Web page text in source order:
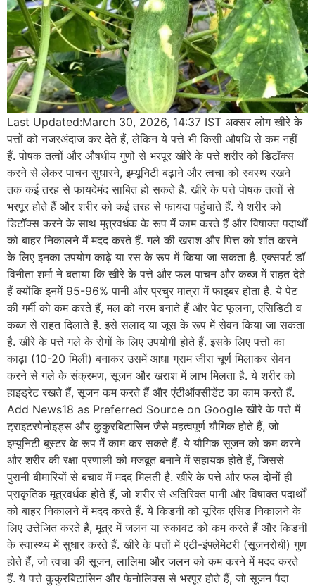
Last Updated:March 30, 2026, 14:37 IST अक्सर लोग खीरे के
पत्तों को नजरअंदाज कर देते हैं, लेकिन ये पत्ते भी किसी औषधि से कम नहीं
हैं. पोषक तत्वों और औषधीय गुणों से भरपूर खीरे के पत्ते शरीर को डिटॉक्स
करने से लेकर पाचन सुधारने, इम्यूनिटी बढ़ाने और त्वचा को स्वस्थ रखने
तक कई तरह से फायदेमंद साबित हो सकते हैं. खीरे के पत्ते पोषक तत्वों से
भरपूर होते हैं और शरीर को कई तरह से फायदा पहुंचाते हैं. ये शरीर को
डिटॉक्स करने के साथ मूत्रवर्धक के रूप में काम करते हैं और विषाक्त पदार्थों
को बाहर निकालने में मदद करते हैं. गले की खराश और पित्त को शांत करने
के लिए इनका उपयोग काढ़े या रस के रूप में किया जा सकता है. एक्सपर्ट डॉ
विनीता शर्मा ने बताया कि खीरे के पत्ते और फल पाचन और कब्ज में राहत देते
हैं क्योंकि इनमें 95-96% पानी और प्रचुर मात्रा में फाइबर होता है. ये पेट
की गर्मी को कम करते हैं, मल को नरम बनाते हैं और पेट फूलना, एसिडिटी व
कब्ज से राहत दिलाते हैं. इसे सलाद या जूस के रूप में सेवन किया जा सकता
है. खीरे के पत्ते गले के रोगों के लिए उपयोगी होते हैं. इसके लिए पत्तों का
काढ़ा (10-20 मिली) बनाकर उसमें आधा ग्राम जीरा चूर्ण मिलाकर सेवन
करने से गले के संक्रमण, सूजन और खराश में लाभ मिलता है. ये शरीर को
हाइड्रेट रखते हैं, सूजन कम करते हैं और एंटीऑक्सीडेंट का काम करते हैं.
Add News18 as Preferred Source on Google खीरे के पत्ते में
ट्राइटरपेनोइड्स और कुकुरबिटासिन जैसे महत्वपूर्ण यौगिक होते हैं, जो
इम्यूनिटी बूस्टर के रूप में काम कर सकते हैं. ये यौगिक सूजन को कम करने
और शरीर की रक्षा प्रणाली को मजबूत बनाने में सहायक होते हैं, जिससे
पुरानी बीमारियों से बचाव में मदद मिलती है. खीरे के पत्ते और फल दोनों ही
प्राकृतिक मूत्रवर्धक होते हैं, जो शरीर से अतिरिक्त पानी और विषाक्त पदार्थों
को बाहर निकालने में मदद करते हैं. ये किडनी को यूरिक एसिड निकालने के
लिए उत्तेजित करते हैं, मूत्र में जलन या रुकावट को कम करते हैं और किडनी
के स्वास्थ्य में सुधार करते हैं. खीरे के पत्तों में एंटी-इंफ्लेमेटरी (सूजनरोधी) गुण
होते हैं, जो त्वचा की सूजन, लालिमा और जलन को कम करने में मदद करते
हैं. ये पत्ते कुकुरबिटासिन और फेनोलिक्स से भरपूर होते हैं, जो सूजन पैदा